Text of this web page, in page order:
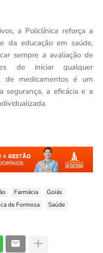
a Policlínica reforça a
da educação em saúde,
sempre a avaliação de
de iniciar qualquer
de medicamentos é um
segurança, a eficácia e a
Farmácia
Goiás
de Formosa
Saúde